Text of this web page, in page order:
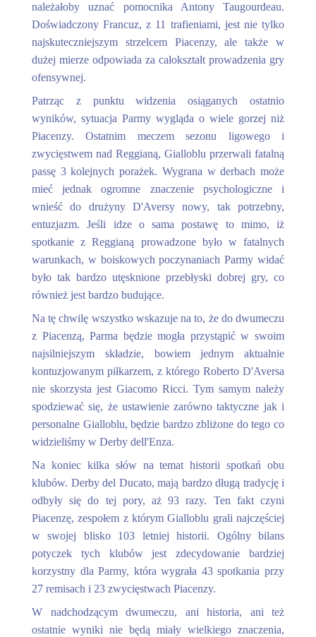
należałoby uznać pomocnika Antony Taugourdeau.
Doświadczony Francuz, z 11 trafieniami, jest nie tylko
najskuteczniejszym strzelcem Piacenzy, ale także w
dużej mierze odpowiada za całokształt prowadzenia gry
ofensywnej.
Patrząc z punktu widzenia osiąganych ostatnio
wyników, sytuacja Parmy wygląda o wiele gorzej niż
Piacenzy. Ostatnim meczem sezonu ligowego i
zwycięstwem nad Reggianą, Gialloblu przerwali fatalną
passę 3 kolejnych porażek. Wygrana w derbach może
mieć jednak ogromne znaczenie psychologiczne i
wnieść do drużyny D'Aversy nowy, tak potrzebny,
entuzjazm. Jeśli idze o sama postawę to mimo, iż
spotkanie z Reggianą prowadzone było w fatalnych
warunkach, w boiskowych poczynaniach Parmy widać
było tak bardzo utęsknione przebłyski dobrej gry, co
również jest bardzo budujące.
Na tę chwilę wszystko wskazuje na to, że do dwumeczu
z Piacenzą, Parma będzie mogła przystąpić w swoim
najsilniejszym składzie, bowiem jednym aktualnie
kontuzjowanym piłkarzem, z którego Roberto D'Aversa
nie skorzysta jest Giacomo Ricci. Tym samym należy
spodziewać się, że ustawienie zarówno taktyczne jak i
personalne Gialloblu, będzie bardzo zbliżone do tego co
widzieliśmy w Derby dell'Enza.
Na koniec kilka słów na temat historii spotkań obu
klubów. Derby del Ducato, mają bardzo długą tradycję i
odbyły się do tej pory, aż 93 razy. Ten fakt czyni
Piacenzę, zespołem z którym Gialloblu grali najczęściej
w swojej blisko 103 letniej historii. Ogólny bilans
potyczek tych klubów jest zdecydowanie bardziej
korzystny dla Parmy, która wygrała 43 spotkania przy
27 remisach i 23 zwycięstwach Piacenzy.
W nadchodzącym dwumeczu, ani historia, ani też
ostatnie wyniki nie będą miały wielkiego znaczenia,